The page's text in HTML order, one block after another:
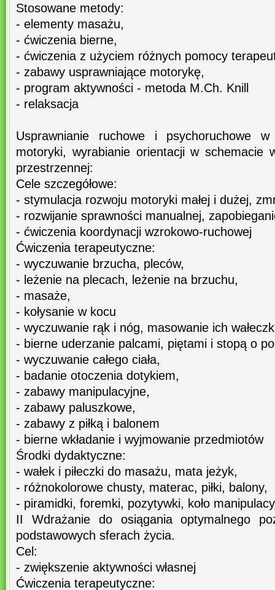
Stosowane metody:
- elementy masażu,
- ćwiczenia bierne,
- ćwiczenia z użyciem różnych pomocy
- zabawy usprawniające motorykę,
- program aktywności - metoda M.Ch. Knill
- relaksacja
Usprawnianie ruchowe i psychoruchowe
motoryki, wyrabianie orientacji w schemacie
przestrzennej:
Cele szczegółowe:
- stymulacja rozwoju motoryki małej i dużej,
- rozwijanie sprawności manualnej,
- ćwiczenia koordynacji wzrokowo-ruchowej
Ćwiczenia terapeutyczne:
- wyczuwanie brzucha, pleców,
- leżenie na plecach, leżenie na brzuchu,
- masaże,
- kołysanie w kocu
- wyczuwanie rąk i nóg, masowanie ich
- bierne uderzanie palcami, piętami i stopą o
- wyczuwanie całego ciała,
- badanie otoczenia dotykiem,
- zabawy manipulacyjne,
- zabawy paluszkowe,
- zabawy z piłką i balonem
- bierne wkładanie i wyjmowanie przedmiotów
Środki dydaktyczne:
- wałek i piłeczki do masażu, mata jeżyk,
- różnokolorowe chusty, materac, piłki, balony,
- piramidki, foremki, pozytywki, koło
II Wdrażanie do osiągania optymalnego
podstawowych sferach życia.
Cel:
- zwiększenie aktywności własnej
Ćwiczenia terapeutyczne: